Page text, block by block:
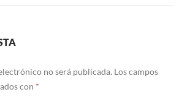
no será publicada. Los campos
con *